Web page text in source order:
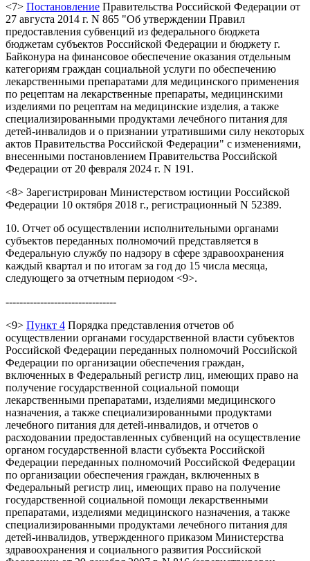
<7> Постановление Правительства Российской Федерации от
27 августа 2014 г. N 865 "Об утверждении Правил
предоставления субвенций из федерального бюджета
бюджетам субъектов Российской Федерации и бюджету г.
Байконура на финансовое обеспечение оказания отдельным
категориям граждан социальной услуги по обеспечению
лекарственными препаратами для медицинского применения
по рецептам на лекарственные препараты, медицинскими
изделиями по рецептам на медицинские изделия, а также
специализированными продуктами лечебного питания для
детей-инвалидов и о признании утратившими силу некоторых
актов Правительства Российской Федерации" с изменениями,
внесенными постановлением Правительства Российской
Федерации от 20 февраля 2024 г. N 191.
<8> Зарегистрирован Министерством юстиции Российской
Федерации 10 октября 2018 г., регистрационный N 52389.
10. Отчет об осуществлении исполнительными органами
субъектов переданных полномочий представляется в
Федеральную службу по надзору в сфере здравоохранения
каждый квартал и по итогам за год до 15 числа месяца,
следующего за отчетным периодом <9>.
--------------------------------
<9> Пункт 4 Порядка представления отчетов об
осуществлении органами государственной власти субъектов
Российской Федерации переданных полномочий Российской
Федерации по организации обеспечения граждан,
включенных в Федеральный регистр лиц, имеющих право на
получение государственной социальной помощи
лекарственными препаратами, изделиями медицинского
назначения, а также специализированными продуктами
лечебного питания для детей-инвалидов, и отчетов о
расходовании предоставленных субвенций на осуществление
органом государственной власти субъекта Российской
Федерации переданных полномочий Российской Федерации
по организации обеспечения граждан, включенных в
Федеральный регистр лиц, имеющих право на получение
государственной социальной помощи лекарственными
препаратами, изделиями медицинского назначения, а также
специализированными продуктами лечебного питания для
детей-инвалидов, утвержденного приказом Министерства
здравоохранения и социального развития Российской